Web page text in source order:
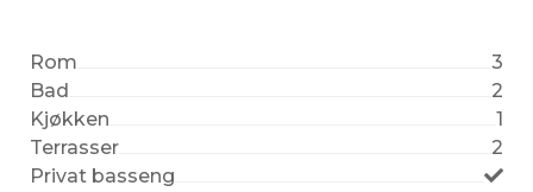
Rom
3
Bad
2
Kjøkken
1
Terrasser
2
Privat basseng